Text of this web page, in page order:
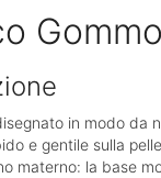
in modo da
e gentile sulla
materno: la base